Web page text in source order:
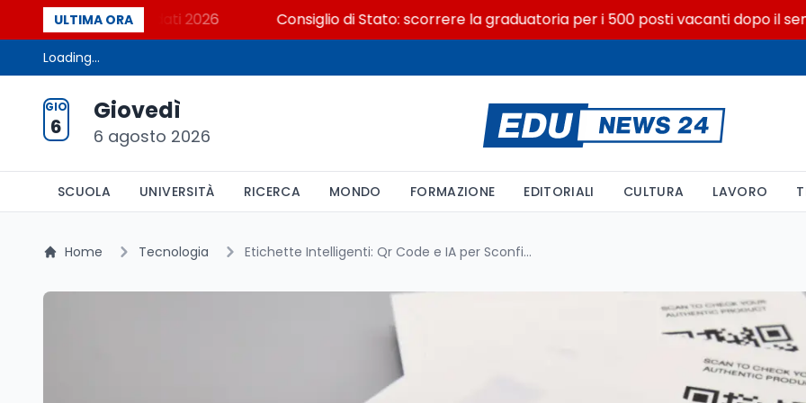
ULTIMA ORA
dicono i dati 2026 Consiglio di Stato: scorrere la graduatoria per i 500 posti vacanti dopo il
Loading...
GIO
6
Giovedì
6 agosto 2026
SCUOLA UNIVERSITÀ RICERCA MONDO FORMAZIONE EDITORIALI CULTURA LAVORO
Home Tecnologia Etichette Intelligenti: Qr Code e IA per Sconfiggere la Contraffazione